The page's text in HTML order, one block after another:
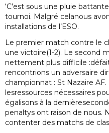
‘C’est sous une pluie
tournoi. Malgré celanous
installations de l’ESO.
Le premier match contre le
une victoire(1-2). Le second
nettement plus difficile
rencontrions un adversaire
championnat : St Nazaire
lesressources nécessaires
égalisons à la
penaltys ont raison de nous.
contenter des matchs de